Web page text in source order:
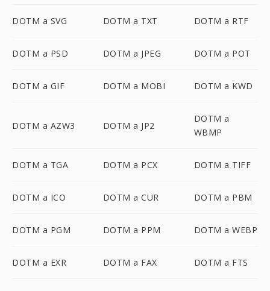
DOTM a SVG DOTM a TXT DOTM a RTF
DOTM a PSD DOTM a JPEG DOTM a POT
DOTM a GIF DOTM a MOBI DOTM a KWD
DOTM a AZW3 DOTM a JP2
DOTM a
WBMP
DOTM a TGA DOTM a PCX DOTM a TIFF
DOTM a ICO DOTM a CUR DOTM a PBM
DOTM a PGM DOTM a PPM DOTM a WEBP
DOTM a EXR DOTM a FAX DOTM a FTS